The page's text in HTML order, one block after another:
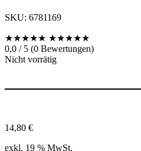
SKU: 6781169
★★★★★ ★★★★★
0,0 / 5 (0 Bewertungen)
Nicht vorrätig
14,80 €
exkl. 19 % MwSt.